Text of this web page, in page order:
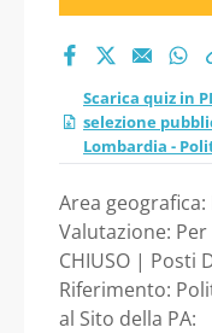
Scarica quiz in
selezione
Lombardia -
Area
Valutazione:
CHIUSO | Posti
Riferimento:
al Sito della PA: